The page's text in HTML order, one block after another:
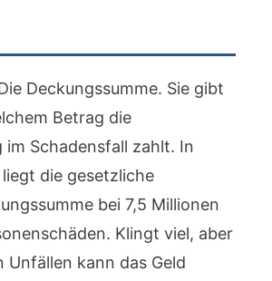
Deckungssumme. Sie gibt
Betrag die
im Schadensfall zahlt. In
die gesetzliche
bei 7,5 Millionen
Klingt viel, aber
Unfällen kann das Geld